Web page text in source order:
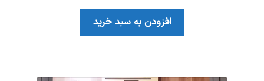
افزودن به سبد خرید